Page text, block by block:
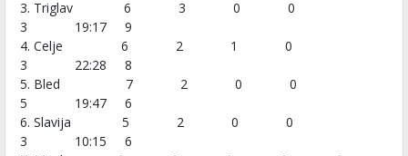
3. Triglav 6 3 0 0
3 19:17 9
4. Celje 6 2 1 0
3 22:28 8
5. Bled 7 2 0 0
5 19:47 6
6. Slavija 5 2 0 0
3 10:15 6